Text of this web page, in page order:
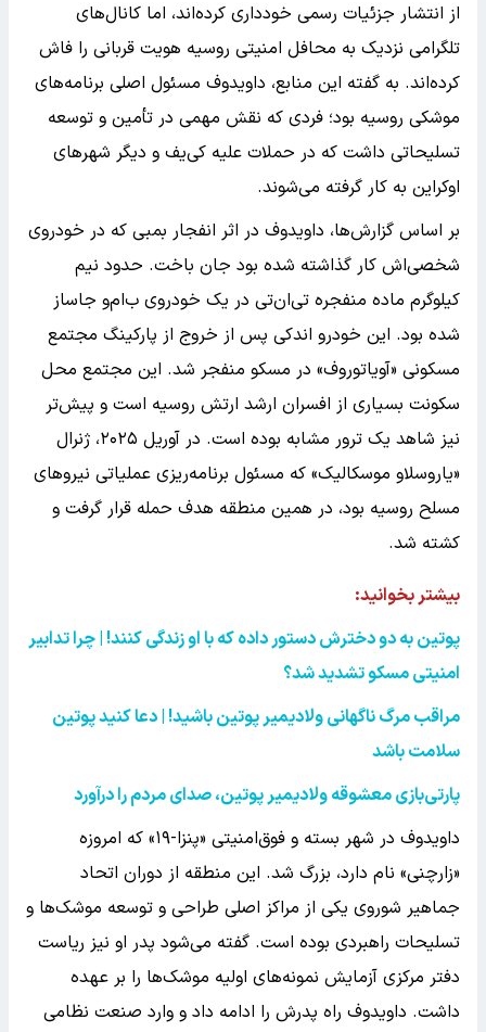
از انتشار جزئیات رسمی خودداری کرده‌اند، اما کانال‌های
تلگرامی نزدیک به محافل امنیتی روسیه هویت قربانی را فاش
کرده‌اند. به گفته این منابع، داویدوف مسئول اصلی برنامه‌های
موشکی روسیه بود؛ فردی که نقش مهمی در تأمین و توسعه
تسلیحاتی داشت که در حملات علیه کی‌یف و دیگر شهرهای
اوکراین به کار گرفته می‌شوند.
بر اساس گزارش‌ها، داویدوف در اثر انفجار بمبی که در خودروی
شخصی‌اش کار گذاشته شده بود جان باخت. حدود نیم
کیلوگرم ماده منفجره تی‌ان‌تی در یک خودروی ب‌ام‌و جاساز
شده بود. این خودرو اندکی پس از خروج از پارکینگ مجتمع
مسکونی «آویاتوروف» در مسکو منفجر شد. این مجتمع محل
سکونت بسیاری از افسران ارشد ارتش روسیه است و پیش‌تر
نیز شاهد یک ترور مشابه بوده است. در آوریل ۲۰۲۵، ژنرال
«یاروسلاو موسکالیک» که مسئول برنامه‌ریزی عملیاتی نیروهای
مسلح روسیه بود، در همین منطقه هدف حمله قرار گرفت و
کشته شد.
بیشتر بخوانید:
پوتین به دو دخترش دستور داده که با او زندگی کنند! | چرا تدابیر
امنیتی مسکو تشدید شد؟
مراقب مرگ ناگهانی ولادیمیر پوتین باشید! | دعا کنید پوتین
سلامت باشد
پارتی‌بازی معشوقه ولادیمیر پوتین، صدای مردم را درآورد
داویدوف در شهر بسته و فوق‌امنیتی «پنزا-۱۹» که امروزه
«زارچنی» نام دارد، بزرگ شد. این منطقه از دوران اتحاد
جماهیر شوروی یکی از مراکز اصلی طراحی و توسعه موشک‌ها و
تسلیحات راهبردی بوده است. گفته می‌شود پدر او نیز ریاست
دفتر مرکزی آزمایش نمونه‌های اولیه موشک‌ها را بر عهده
داشت. داویدوف راه پدرش را ادامه داد و وارد صنعت نظامی